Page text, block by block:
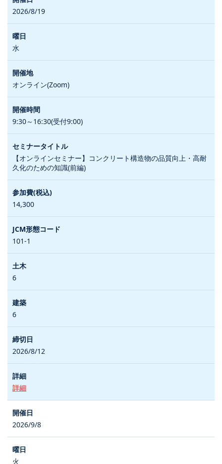
2026/8/19
水
オンライン(Zoom)
9:30～16:30(受付9:00)
【オンラインセミナー】コンクリート構造物の品質向上・高耐
久化のための知識(前編)
14,300
101-1
6
6
2026/8/12
詳細
2026/9/8
火